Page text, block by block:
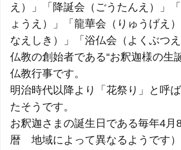
え）」「降誕会（ごうたんえ）」
ょうえ）」「龍華会（りゅうげえ
なえしき）」「浴仏会（よくぶつえ
仏教の創始者である“お釈迦様の生
仏教行事です。
明治時代以降より「花祭り」と呼
たそうです。
お釈迦さまの誕生日である毎年4月
暦 地域によって異なるようです